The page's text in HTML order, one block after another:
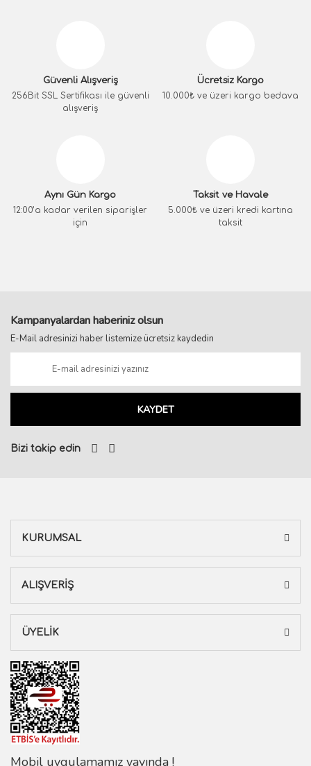
Güvenli Alışveriş
256Bit SSL Sertifikası ile güvenli
alışveriş
Ücretsiz Kargo
10.000₺ ve üzeri kargo bedava
Aynı Gün Kargo
12:00’a kadar verilen siparişler
için
Taksit ve Havale
5.000₺ ve üzeri kredi kartına
taksit
Kampanyalardan haberiniz olsun
E-Mail adresinizi haber listemize ücretsiz kaydedin
KAYDET
Bizi takip edin
KURUMSAL
ALIŞVERİŞ
ÜYELİK
Mobil uygulamamız yayında !